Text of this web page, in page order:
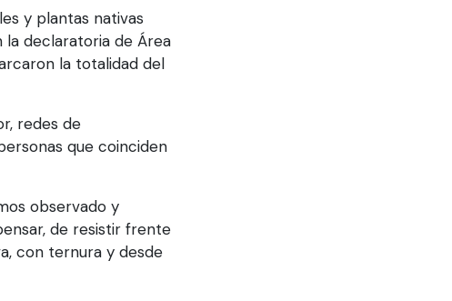
y plantas nativas
declaratoria de Área
la totalidad del
redes de
que coinciden
observado y
de resistir frente
con ternura y desde